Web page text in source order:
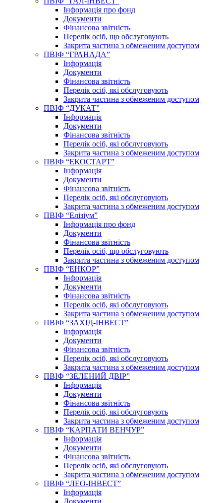
Інформація про фонд
Документи
Фінансова звітність
Перелік осіб, що обслуговують
Закрита частина з обмеженим доступом
ПВІФ “ГРАНАДА”
Інформація
Документи
Фінансова звітність
Перелік осіб, які обслуговують
Закрита частина з обмеженим доступом
ПВІФ “ДУКАТ”
Інформація
Документи
Фінансова звітність
Перелік осіб, які обслуговують
Закрита частина з обмеженим доступом
ПВІФ “ЕКОСТАРТ”
Інформація
Документи
Фінансова звітність
Перелік осіб, які обслуговують
Закрита частина з обмеженим доступом
ПВІФ “Елізіум”
Інформація про фонд
Документи
Фінансова звітність
Перелік осіб, що обслуговують
Закрита частина з обмеженим доступом
ПВІФ “ЕНКОР”
Інформація
Документи
Фінансова звітність
Перелік осіб, які обслуговують
Закрита частина з обмеженим доступом
ПВІФ “ЗАХІД-ІНВЕСТ”
Інформація
Документи
Фінансова звітність
Перелік осіб, які обслуговують
Закрита частина з обмеженим доступом
ПВІФ “ЗЕЛЕНИЙ ДВІР”
Інформація
Документи
Фінансова звітність
Перелік осіб, які обслуговують
Закрита частина з обмеженим доступом
ПВІФ “КАРПАТИ ВЕНЧУР”
Інформація
Документи
Фінансова звітність
Перелік осіб, які обслуговують
Закрита частина з обмеженим доступом
ПВІФ “ЛЕО-ІНВЕСТ”
Інформація
Документи